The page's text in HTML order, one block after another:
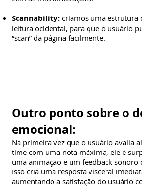
Scannability: criamos uma estrutura
leitura ocidental, para que o usuário
“scan” da página facilmente.
Outro ponto sobre o
emocional:
Na primeira vez que o usuário avalia
time com uma nota máxima, ele é
uma animação e um feedback sonoro
Isso cria uma resposta visceral
aumentando a satisfação do usuário